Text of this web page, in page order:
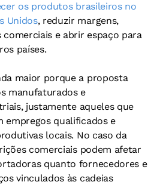
os produtos brasileiros no
Unidos, reduzir margens,
e abrir espaço para
países.
maior porque a proposta
manufaturados e
justamente aqueles que
empregos qualificados e
locais. No caso da
comerciais podem afetar
quanto fornecedores e
vinculados às cadeias